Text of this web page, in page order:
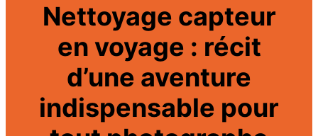
Nettoyage capteur
en voyage : récit
d’une aventure
indispensable pour